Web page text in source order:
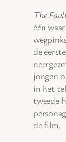
The
één
de
jongen
in het
tweede
de film.